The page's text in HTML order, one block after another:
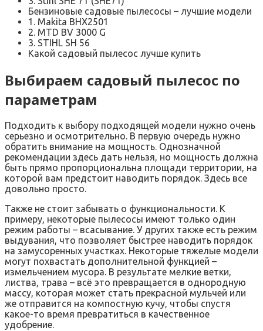
Бензиновые садовые пылесосы – лучшие модели
1. Makita BHX2501
2. MTD BV 3000 G
3. STIHL SH 56
Какой садовый пылесос лучше купить
Выбираем садовый пылесос по
параметрам
Подходить к выбору подходящей модели нужно очень
серьезно и осмотрительно. В первую очередь нужно
обратить внимание на мощность. Однозначной
рекомендации здесь дать нельзя, но мощность должна
быть прямо пропорциональна площади территории, на
которой вам предстоит наводить порядок. Здесь все
довольно просто.
Также не стоит забывать о функциональности. К
примеру, некоторые пылесосы имеют только один
режим работы – всасывание. У других также есть режим
выдувания, что позволяет быстрее наводить порядок
на замусоренных участках. Некоторые тяжелые модели
могут похвастать дополнительной функцией –
измельчением мусора. В результате мелкие ветки,
листва, трава – всё это превращается в однородную
массу, которая может стать прекрасной мульчей или
же отправится на компостную кучу, чтобы спустя
какое-то время превратиться в качественное
удобрение.